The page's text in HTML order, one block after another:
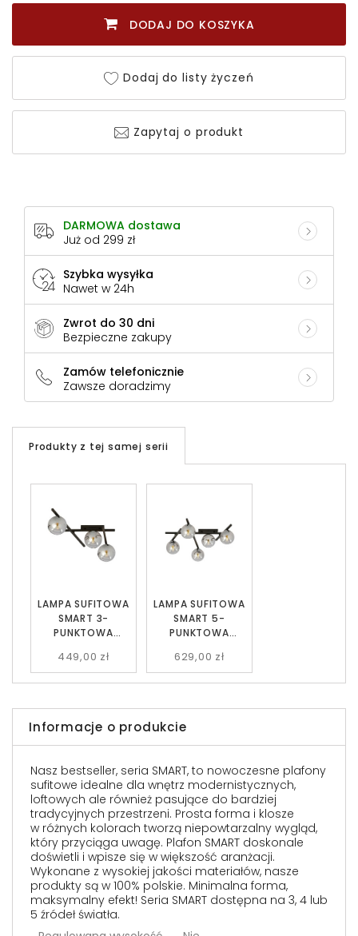
DODAJ DO KOSZYKA
Dodaj do listy życzeń
Zapytaj o produkt
DARMOWA dostawa
Już od 299 zł
Szybka wysyłka
Nawet w 24h
Zwrot do 30 dni
Bezpieczne zakupy
Zamów telefonicznie
Zawsze doradzimy
Produkty z tej samej serii
LAMPA SUFITOWA
SMART 3-
PUNKTOWA
WA EMIBIG
449,00 zł
LAMPA SUFITOWA
SMART 5-
PUNKTOWA
WA EMIBIG
629,00 zł
Informacje o produkcie
Nasz bestseller, seria SMART, to nowoczesne plafony
sufitowe idealne dla wnętrz modernistycznych,
loftowych ale również pasujące do bardziej
tradycyjnych przestrzeni. Prosta forma i klosze
w różnych kolorach tworzą niepowtarzalny wygląd,
który przyciąga uwagę. Plafon SMART doskonale
doświetli i wpisze się w większość aranżacji.
Wykonane z wysokiej jakości materiałów, nasze
produkty są w 100% polskie. Minimalna forma,
maksymalny efekt! Seria SMART dostępna na 3, 4 lub
5 źródeł światła.